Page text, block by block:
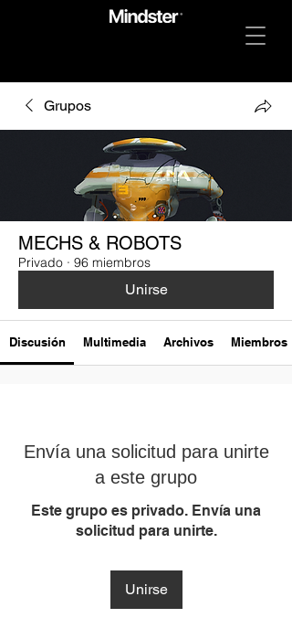
Grupos
MECHS & ROBOTS
Privado · 96 miembros
Unirse
Discusión Multimedia Archivos Miembros
Envía una solicitud para unirte
a este grupo
Este grupo es privado. Envía una
solicitud para unirte.
Unirse